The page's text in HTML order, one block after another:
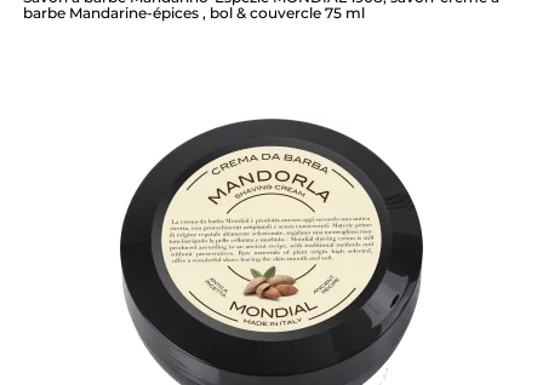
barbe Mandarine-épices , bol & couvercle 75 ml